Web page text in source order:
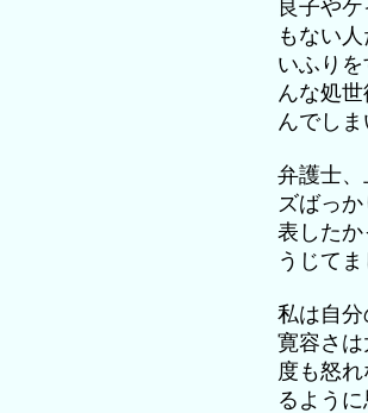
良子や
もない
いふり
んな処
んでしま
弁護士
ズばっ
表した
うじて
私は自
寛容さ
度も怒
るよう